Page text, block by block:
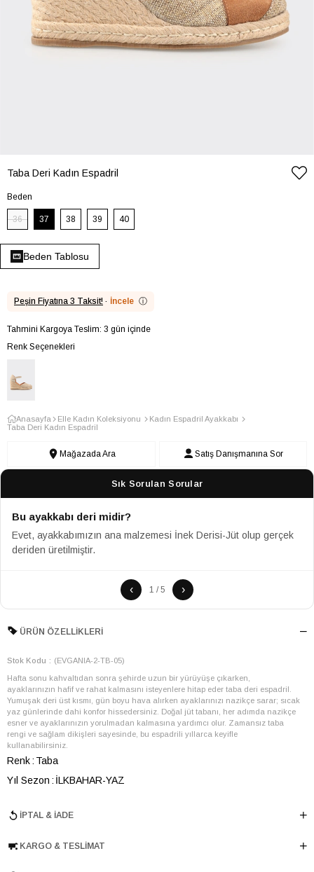
Taba Deri Kadın Espadril
Beden
36 37 38 39 40
Beden Tablosu
Peşin Fiyatına 3 Taksit! · İncele ⓘ
Tahmini Kargoya Teslim: 3 gün içinde
Renk Seçenekleri
Anasayfa Elle Kadın Koleksiyonu
Kadın Espadril Ayakkabı
Taba Deri Kadın Espadril
Mağazada Ara Satış Danışmanına Sor
Sık Sorulan Sorular
Bu ayakkabı deri midir?
Evet, ayakkabımızın ana malzemesi İnek Derisi-Jüt olup gerçek
deriden üretilmiştir.
‹ 1 / 5 ›
ÜRÜN ÖZELLIKLERI
Stok Kodu (EVGANIA-2-TB-05)
Hafta sonu kahvaltıdan sonra şehirde uzun bir yürüyüşe çıkarken,
ayaklarınızın hafif ve rahat kalmasını isteyenlere hitap eder taba deri espadril.
Yumuşak deri üst kısmı, gün boyu hava alırken ayaklarınızı nazikçe sarar; sıcak
yaz günlerinde dahi konfor hissedersiniz. Doğal jüt tabanı, her adımda nazikçe
esner ve ayaklarınızın yorulmadan kalmasına yardımcı olur. Zamansız taba
rengi ve sağlam dikişleri sayesinde, bu espadrili yıllarca keyifle
kullanabilirsiniz.
Renk Taba
Yıl Sezon
İLKBAHAR-YAZ
Cinsiyet KADIN
İnek Derisi-Jüt
İPTAL & İADE
KARGO & TESLIMAT